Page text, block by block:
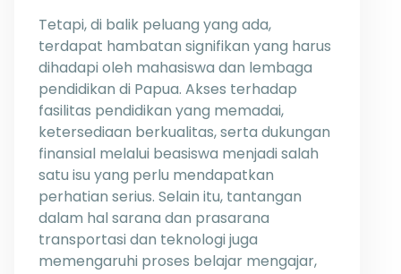
Tetapi, di balik peluang yang ada,
terdapat hambatan signifikan yang harus
dihadapi oleh mahasiswa dan lembaga
pendidikan di Papua. Akses terhadap
fasilitas pendidikan yang memadai,
ketersediaan berkualitas, serta dukungan
finansial melalui beasiswa menjadi salah
satu isu yang perlu mendapatkan
perhatian serius. Selain itu, tantangan
dalam hal sarana dan prasarana
transportasi dan teknologi juga
memengaruhi proses belajar mengajar,